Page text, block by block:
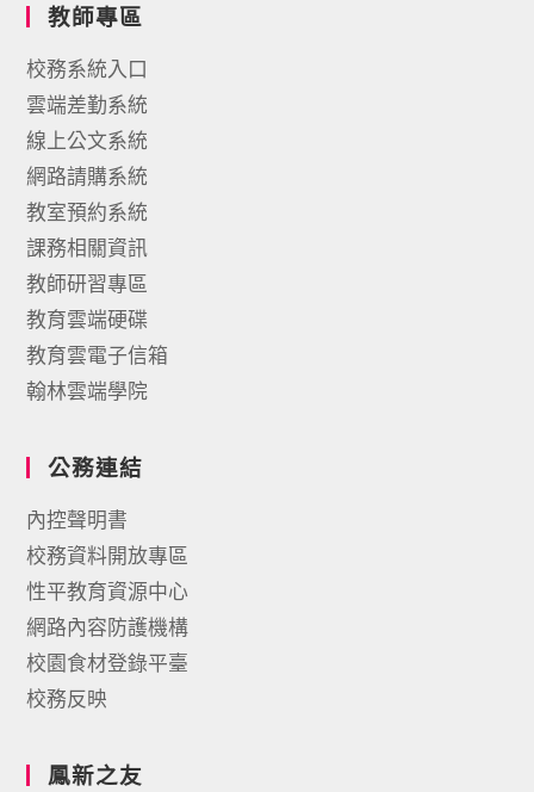
教師專區
校務系統入口
雲端差勤系統
線上公文系統
網路請購系統
教室預約系統
課務相關資訊
教師研習專區
教育雲端硬碟
教育雲電子信箱
翰林雲端學院
公務連結
內控聲明書
校務資料開放專區
性平教育資源中心
網路內容防護機構
校園食材登錄平臺
校務反映
鳳新之友